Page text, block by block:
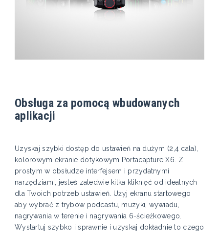
Obsługa za pomocą wbudowanych
aplikacji
Uzyskaj szybki dostęp do ustawień na dużym (2,4 cala),
kolorowym ekranie dotykowym Portacapture X6. Z
prostym w obsłudze interfejsem i przydatnymi
narzędziami, jesteś zaledwie kilka kliknięć od idealnych
dla Twoich potrzeb ustawień. Użyj ekranu startowego
aby wybrać z trybów podcastu, muzyki, wywiadu,
nagrywania w terenie i nagrywania 6-ścieżkowego.
Wystartuj szybko i sprawnie i uzyskaj dokładnie to czego